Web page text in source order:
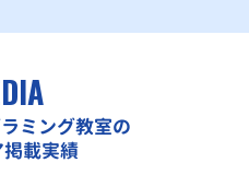
ミング教室の
載実績